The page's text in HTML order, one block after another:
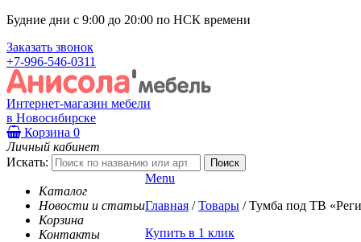
Будние дни с 9:00 до 20:00 по НСК времени
Заказать звонок
+7-996-546-0311
Интернет-магазин мебели
в Новосибирске
Корзина 0
Личный кабинет
Искать:
Каталог
Новости и статьи
Корзина
Контакты
Menu
Главная / Товары / Тумба под ТВ
Купить в 1 клик